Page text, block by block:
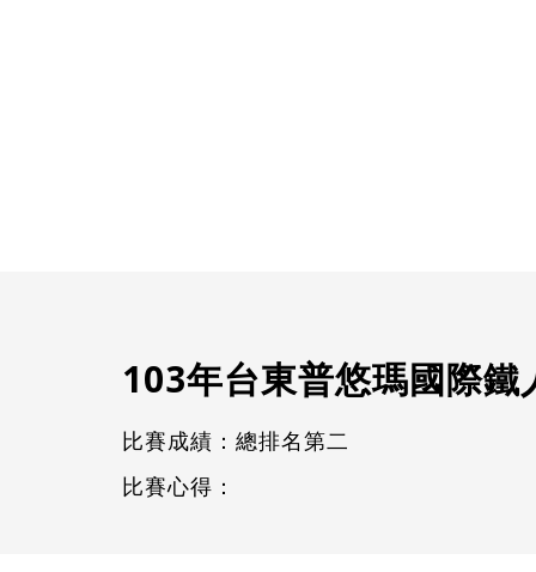
103年台東普悠瑪國際
比賽成績：總排名第二
比賽心得：